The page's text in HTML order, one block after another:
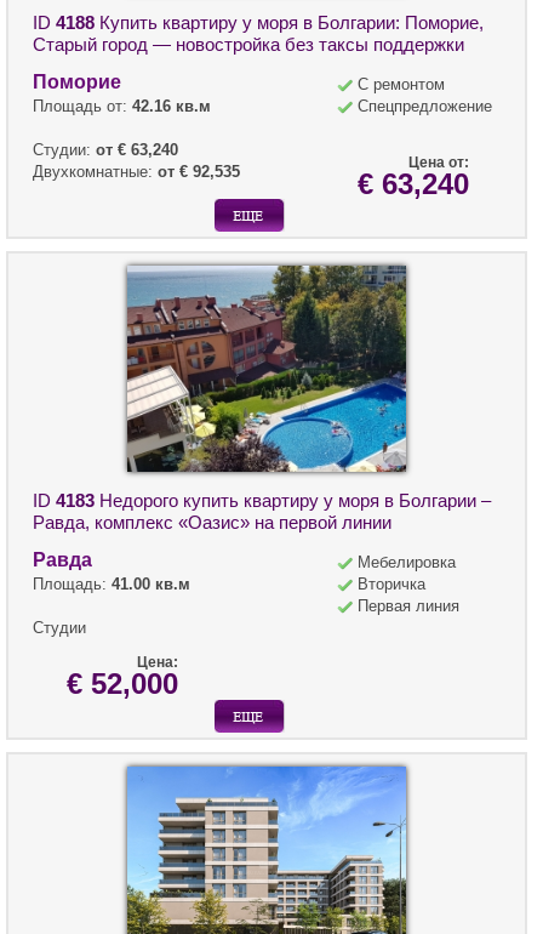
ID 4188 Купить квартиру у моря в Болгарии: Поморие,
Старый город — новостройка без таксы поддержки
Поморие
Площадь от: 42.16 кв.м
Студии: от € 63,240
Двухкомнатные: от € 92,535
С ремонтом
Спецпредложение
Цена от:
€ 63,240
ID 4183 Недорого купить квартиру у моря в Болгарии –
Равда, комплекс «Оазис» на первой линии
Равда
Площадь: 41.00 кв.м
Студии
Мебелировка
Вторичка
Первая линия
Цена:
€ 52,000